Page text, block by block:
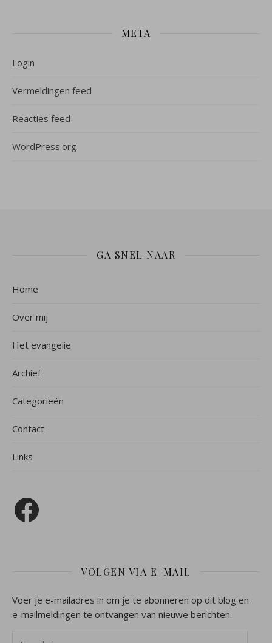
META
Login
Vermeldingen feed
Reacties feed
WordPress.org
GA SNEL NAAR
Home
Over mij
Het evangelie
Archief
Categorieën
Contact
Links
Facebook
VOLGEN VIA E-MAIL
Voer je e-mailadres in om je te abonneren op dit blog en
e-mailmeldingen te ontvangen van nieuwe berichten.